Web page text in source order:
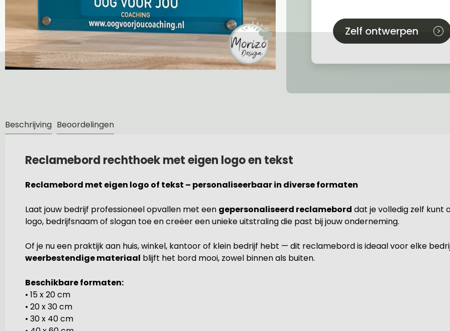
Zelf ontwerpen
Beschrijving Beoordelingen
Reclamebord rechthoek met eigen logo en tekst
Reclamebord met eigen logo of tekst – personaliseerbaar in diverse formaten
Laat jouw bedrijf professioneel opvallen met een gepersonaliseerd reclamebord dat je volledig zelf kunt
logo, bedrijfsnaam of slogan toe en creëer een unieke uitstraling die past bij jouw onderneming.
Of je nu een praktijk aan huis, winkel, kantoor of klein bedrijf hebt — dit reclamebord is ideaal voor elke
weerbestendige materiaal blijft het bord mooi, zowel binnen als buiten.
Beschikbare formaten:
• 15 x 20 cm
• 20 x 30 cm
• 30 x 40 cm